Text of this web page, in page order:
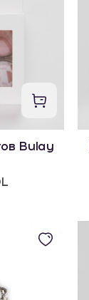
Bulay